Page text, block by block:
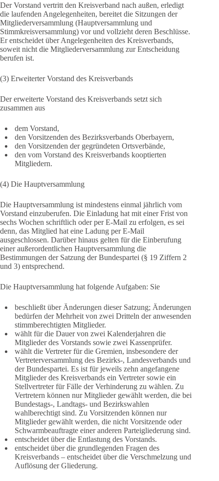
Der Vorstand vertritt den Kreisverband nach außen, erledigt
die laufenden Angelegenheiten, bereitet die Sitzungen der
Mitgliederversammlung (Hauptversammlung und
Stimmkreisversammlung) vor und vollzieht deren Beschlüsse.
Er entscheidet über Angelegenheiten des Kreisverbands,
soweit nicht die Mitgliederversammlung zur Entscheidung
berufen ist.
(3) Erweiterter Vorstand des Kreisverbands
Der erweiterte Vorstand des Kreisverbands setzt sich
zusammen aus
dem Vorstand,
den Vorsitzenden des Bezirksverbands Oberbayern,
den Vorsitzenden der gegründeten Ortsverbände,
den vom Vorstand des Kreisverbands kooptierten
Mitgliedern.
(4) Die Hauptversammlung
Die Hauptversammlung ist mindestens einmal jährlich vom
Vorstand einzuberufen. Die Einladung hat mit einer Frist von
sechs Wochen schriftlich oder per E-Mail zu erfolgen, es sei
denn, das Mitglied hat eine Ladung per E-Mail
ausgeschlossen. Darüber hinaus gelten für die Einberufung
einer außerordentlichen Hauptversammlung die
Bestimmungen der Satzung der Bundespartei (§ 19 Ziffern 2
und 3) entsprechend.
Die Hauptversammlung hat folgende Aufgaben: Sie
beschließt über Änderungen dieser Satzung; Änderungen
bedürfen der Mehrheit von zwei Dritteln der anwesenden
stimmberechtigten Mitglieder.
wählt für die Dauer von zwei Kalenderjahren die
Mitglieder des Vorstands sowie zwei Kassenprüfer.
wählt die Vertreter für die Gremien, insbesondere der
Vertreterversammlung des Bezirks-, Landesverbands und
der Bundespartei. Es ist für jeweils zehn angefangene
Mitglieder des Kreisverbands ein Vertreter sowie ein
Stellvertreter für Fälle der Verhinderung zu wählen. Zu
Vertretern können nur Mitglieder gewählt werden, die bei
Bundestags-, Landtags- und Bezirkswahlen
wahlberechtigt sind. Zu Vorsitzenden können nur
Mitglieder gewählt werden, die nicht Vorsitzende oder
Schwarmbeauftragte einer anderen Parteigliederung sind.
entscheidet über die Entlastung des Vorstands.
entscheidet über die grundlegenden Fragen des
Kreisverbands – entscheidet über die Verschmelzung und
Auflösung der Gliederung.